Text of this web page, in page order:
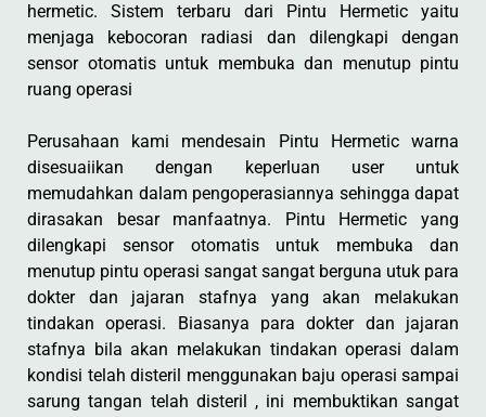
hermetic. Sistem terbaru dari Pintu Hermetic yaitu
menjaga kebocoran radiasi dan dilengkapi dengan
sensor otomatis untuk membuka dan menutup pintu
ruang operasi
Perusahaan kami mendesain Pintu Hermetic warna
disesuaiikan dengan keperluan user untuk
memudahkan dalam pengoperasiannya sehingga dapat
dirasakan besar manfaatnya. Pintu Hermetic yang
dilengkapi sensor otomatis untuk membuka dan
menutup pintu operasi sangat sangat berguna utuk para
dokter dan jajaran stafnya yang akan melakukan
tindakan operasi. Biasanya para dokter dan jajaran
stafnya bila akan melakukan tindakan operasi dalam
kondisi telah disteril menggunakan baju operasi sampai
sarung tangan telah disteril , ini membuktikan sangat